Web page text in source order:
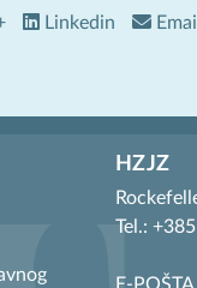
Linkedin
HZJZ
Tel.: